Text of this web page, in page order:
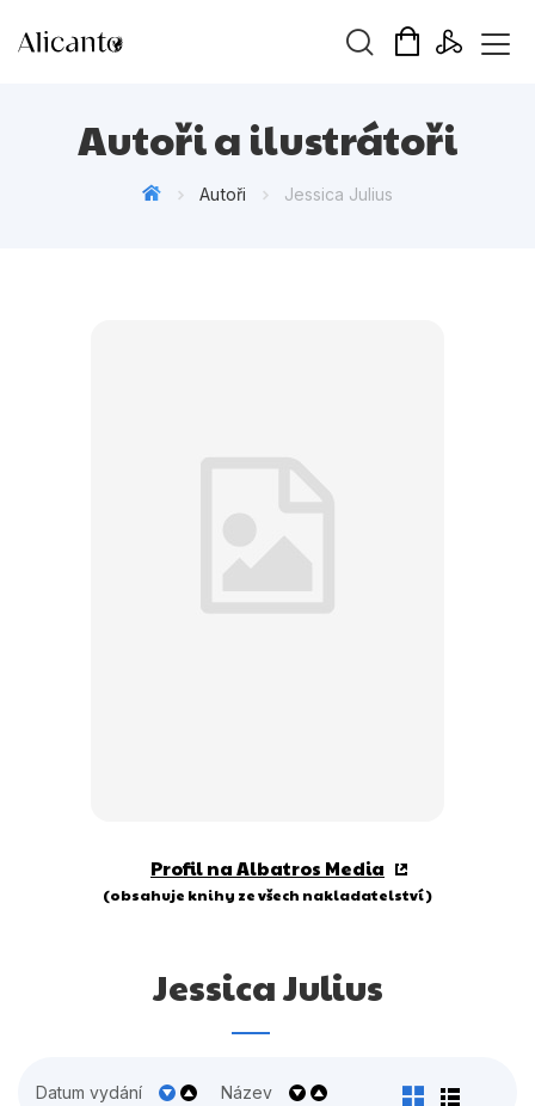
Dárkové publikace
Autoři a ilustrátoři
Autoři Jessica Julius
Profil na Albatros Media
(obsahuje knihy ze všech nakladatelství)
Jessica Julius
Datum vydání Název